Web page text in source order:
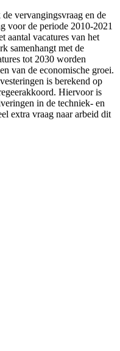
vervangingsvraag en de
voor de periode 2010-2021
aantal vacatures van het
samenhangt met de
tot 2030 worden
van de economische groei.
is berekend op
Hiervoor is
in de techniek- en
extra vraag naar arbeid dit